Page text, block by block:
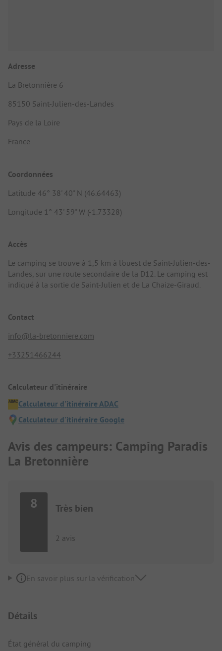
Adresse
La Bretonnière 6
85150 Saint-Julien-des-Landes
Pays de la Loire
France
Coordonnées
Latitude 46° 38' 40" N (46.64463)
Longitude 1° 43' 59" W (-1.73328)
Accès
Le camping se trouve à 1,5 km à l'ouest de Saint-Julien-des-
Landes, sur une route secondaire de la D12. Le camping est
indiqué à la sortie de Saint-Julien et de La Chaize-Giraud.
Contact
info@la-bretonniere.com
+33251466244
Calculateur d'itinéraire
Calculateur d'itinéraire ADAC
Calculateur d'itinéraire Google
Avis des campeurs: Camping Paradis
La Bretonnière
8 Très bien
2 avis
En savoir plus sur la vérification
Détails
État général du camping